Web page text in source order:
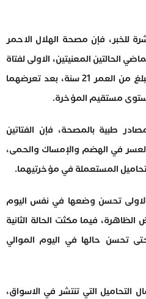
للخبر، فإن مصحة الهلال الاحمر
الحالتين المعنيتين، الاولى لفتاة
في عمر 17 سنة، والثانية لفتاة تبلغ من العمر 21 سنة، بعد تعرضهما
مستقيم المؤخرة.
طبية بالمصحة، فإن الفتاتين
لعسر في الهضم والإمساك والحمى،
المستعملة في مؤخرتيهما.
تحسن وضعها في نفس اليوم
فيما مكثت الحالة الثانية
تحسن حالها في اليوم الموالي
التي تنتشر في الاسواق،